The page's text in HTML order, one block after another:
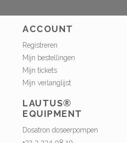
ACCOUNT
Registreren
Mijn bestellingen
Mijn tickets
Mijn verlanglijst
LAUTUS®
EQUIPMENT
Dosatron doseerpompen